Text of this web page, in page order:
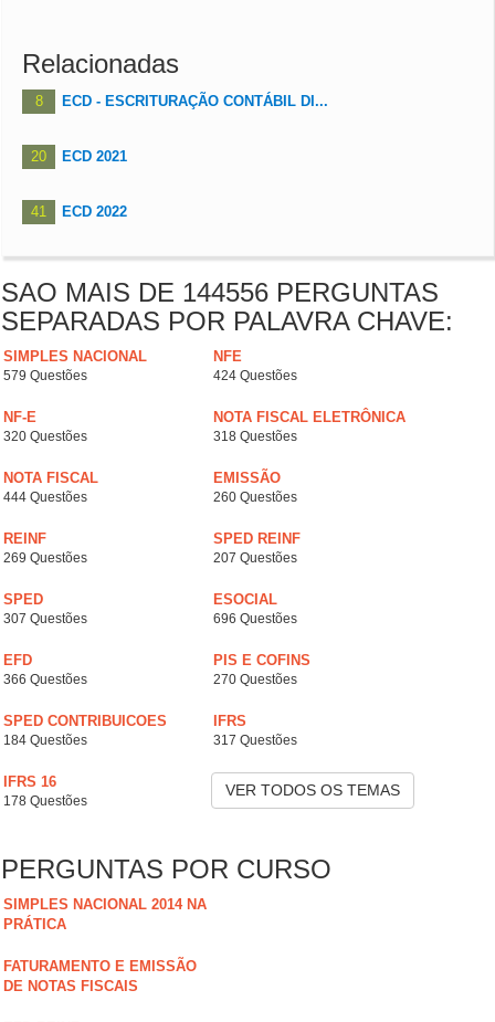
Relacionadas
8 ECD - ESCRITURAÇÃO CONTÁBIL DI...
20 ECD 2021
41 ECD 2022
SAO MAIS DE 144556 PERGUNTAS
SEPARADAS POR PALAVRA CHAVE:
SIMPLES NACIONAL
579 Questões
NFE
424 Questões
NF-E
320 Questões
NOTA FISCAL ELETRÔNICA
318 Questões
NOTA FISCAL
444 Questões
EMISSÃO
260 Questões
REINF
269 Questões
SPED REINF
207 Questões
SPED
307 Questões
ESOCIAL
696 Questões
EFD
366 Questões
PIS E COFINS
270 Questões
SPED CONTRIBUICOES
184 Questões
IFRS
317 Questões
IFRS 16
178 Questões
VER TODOS OS TEMAS
PERGUNTAS POR CURSO
SIMPLES NACIONAL 2014 NA
PRÁTICA
FATURAMENTO E EMISSÃO
DE NOTAS FISCAIS